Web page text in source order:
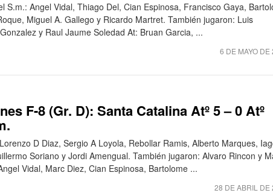
S.m.: Angel Vidal, Thiago Del, Cian Espinosa, Francisco Gaya,
Miguel A. Gallego y Ricardo Martret. También jugaron: Luis
y Raul Jaume Soledad At: Bruan Garcia, ...
6 DE MAYO DE
F-8 (Gr. D): Santa Catalina Atº 5 – 0 Atº
D Diaz, Sergio A Loyola, Rebollar Ramis, Alberto Marques,
Soriano y Jordi Amengual. También jugaron: Alvaro Rincon y
Vidal, Marc Diez, Cian Espinosa, Bartolome ...
28 DE ABRIL DE